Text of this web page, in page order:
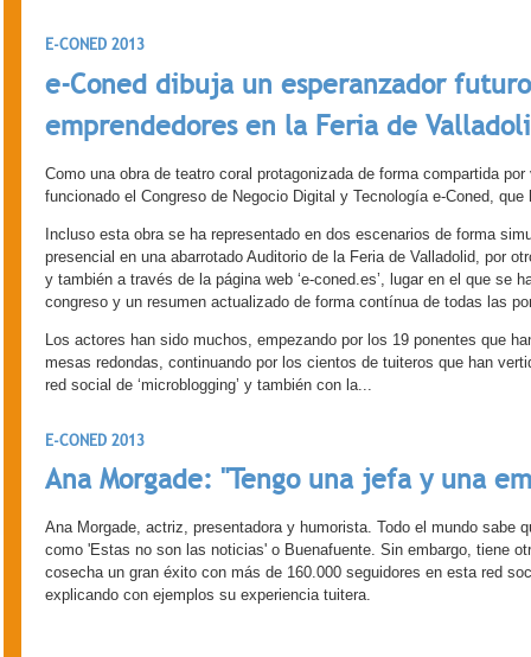
E-CONED 2013
e-Coned dibuja un esperanzador
emprendedores en la Feria de
Como una obra de teatro coral protagonizada de forma compartida
funcionado el Congreso de Negocio Digital y Tecnología e-Coned,
Incluso esta obra se ha representado en dos escenarios de forma
presencial en una abarrotado Auditorio de la Feria de Valladolid, por
y también a través de la página web ‘e-coned.es’, lugar en el que se
congreso y un resumen actualizado de forma contínua de todas las
Los actores han sido muchos, empezando por los 19 ponentes que
mesas redondas, continuando por los cientos de tuiteros que han
red social de ‘microblogging’ y también con la...
E-CONED 2013
Ana Morgade: "Tengo una jefa y una
Ana Morgade, actriz, presentadora y humorista. Todo el mundo sabe
como 'Estas no son las noticias' o Buenafuente. Sin embargo, tiene
cosecha un gran éxito con más de 160.000 seguidores en esta red
explicando con ejemplos su experiencia tuitera.